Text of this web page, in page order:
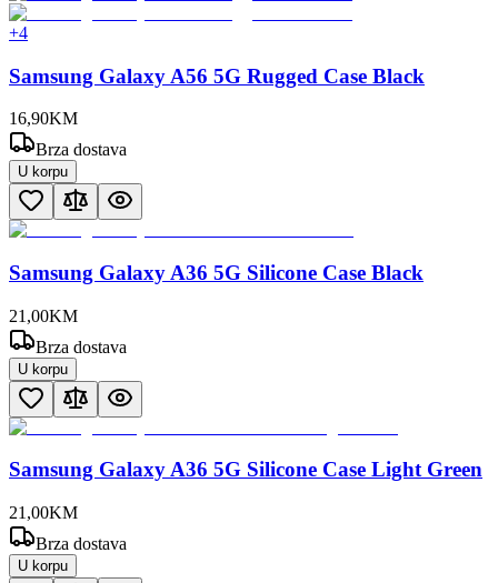
+4
Samsung Galaxy A56 5G Rugged Case Black
16,90KM
Brza dostava
U korpu
Samsung Galaxy A36 5G Silicone Case Black
21 ,00KM
Brza dostava
U korpu
Samsung Galaxy A36 5G Silicone Case Light Green
21 ,00KM
Brza dostava
U korpu